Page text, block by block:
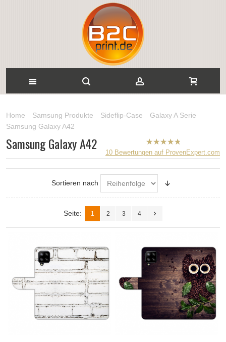
Home Samsung Produkte Sideflip-Case
Galaxy A Serie
Samsung Galaxy A42
B2CPrint
hat5von
5
Sternen |
10 Bewertungen auf ProvenExpert.com
Samsung Galaxy A42
Sortieren nach
Seite: 1 2 3 4